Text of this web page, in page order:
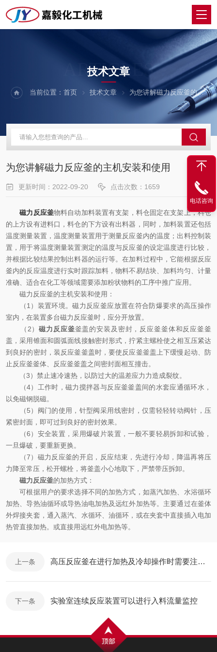
ARTICLES
技术文章
当前位置：首页 技术文章 为您讲解磁力反应釜的主机安装和使用
为您讲解磁力反应釜的主机安装和使用
更新时间：2022-09-20 点击次数：1659
磁力反应釜物料自动加料装置有支架，料仓固定在支架上，料仓
的上方设有进料口，料仓的下方设有出料器，同时，加料装置还包括
温度测量装置，温度测量装置用于测量反应釜内的温度；出料控制装
置，用于将温度测量装置测定的温度与反应釜的设定温度进行比较，
并根据比较结果控制出料器的运行等。在加料过程中，它能根据反应
釜内的反应温度进行实时跟踪加料，物料不易结块、加料均匀、计量
准确、适合在化工等领域需要添加粉状物料的工序中推广应用。
磁力反应釜的主机安装和使用：
（1）装置环境。磁力反应釜应放置在符合防爆要求的高压操作
室内，在装置多台磁力反应釜时，应分开放置。
（2）磁力反应釜釜盖的安装及密封，反应釜釜体和反应釜釜
盖，采用锥面和圆弧面线接触密封形式，拧紧主螺栓使之相互压紧达
到良好的密封，装反应釜釜盖时，要使反应釜釜盖上下缓慢起动、防
止反应釜釜体、反应釜釜盖之间密封面相互撞击。
（3）禁止速冷速热，以防过大的温差应力力造成裂纹。
（4）工作时，磁力搅拌器与反应釜釜盖间的水套应通循环水，
以免磁钢脱磁。
（5）阀门的使用，针型阀采用线密封，仅需轻轻转动阀针，压
紧密封面，即可过到良好的密封效果。
（6）安全装置，采用爆破片装置，一般不要轻易拆卸和试验，
一旦爆破，要重新更换。
（7）磁力反应釜的开启，反应结束，先进行冷却，降温再将压
力降至常压，松开螺栓，将釜盖小心地取下，严禁带压拆卸。
磁力反应釜的加热方式：
可根据用户的要求选择不同的加热方式，如蒸汽加热、水浴循环
加热、导热油循环或导热油电加热及远红外加热等。主要通过在釜体
外焊接夹套，通入蒸汽、水循环、油循环，或在夹套中直接插入电加
热管直接加热。或直接用远红外电加热等。
上一条 高压反应釜在进行加热及冷却操作时需要注意哪些问题呢
下一条 实验室连续反应装置可以进行入料流量监控
电话咨询